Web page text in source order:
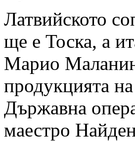
Латвийското
ще е Тоска, а
Марио
продукцията
Държавна
маестро